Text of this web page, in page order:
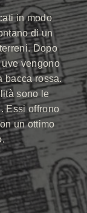
in modo
di un
Dopo
uve vengono
bacca rossa.
sono le
Essi offrono
un ottimo